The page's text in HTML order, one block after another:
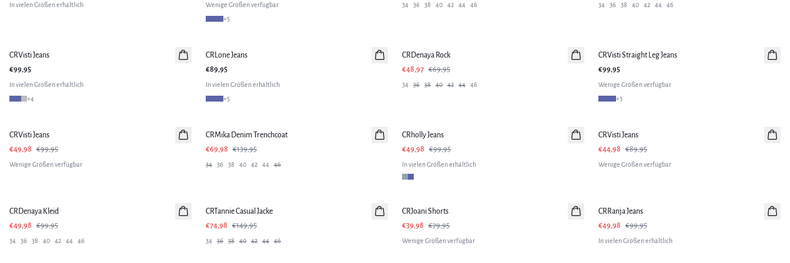
In vielen Größen erhältlich
Wenige Größen verfügbar
+5
34 36 38 40 42 44 46 34 36 38 40 42 44 46
CRVisti Jeans
€99,95
In vielen Größen erhältlich
+4
CRLone Jeans
€89,95
In vielen Größen erhältlich
+5
CRDenaya Rock
€48,97 €69,95
34 36 38 40 42 44 46
CRVisti Straight Leg Jeans
€99,95
Wenige Größen verfügbar
+3
CRVisti Jeans
€49,98
€99,95
Wenige Größen verfügbar
CRMika Denim Trenchcoat
€69,98
€139,95
34 36 38 40 42 44 46
CRholly Jeans
€49,98
€99,95
In vielen Größen erhältlich
CRVisti Jeans
€44,98
€89,95
Wenige Größen verfügbar
CRDenaya Kleid
€49,98
€99,95
34 36 38 40 42 44 46
CRTannie Casual Jacke
€74,98
€149,95
34 36 38 40 42 44 46
CRJoani Shorts
€39,98
€79,95
Wenige Größen verfügbar
CRRanja Jeans
€49,98
€99,95
In vielen Größen erhältlich